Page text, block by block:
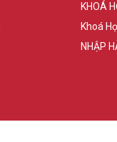
KHOÁ
Khoá
NHẬP